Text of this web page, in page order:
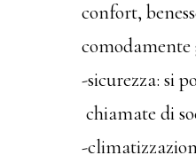
confort,
comodamente
-sicurezza: si
chiamate di
-